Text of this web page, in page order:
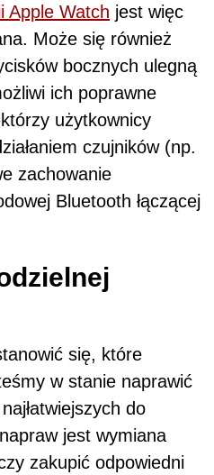
Apple Watch jest więc
Może się również
bocznych ulegną
ich poprawne
użytkownicy
czujników (np.
zachowanie
Bluetooth łączącej
się, które
w stanie naprawić
do
jest wymiana
zakupić odpowiedni